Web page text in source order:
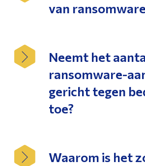
van
Neemt het
ransomware-
gericht tegen
toe?
Waarom is het